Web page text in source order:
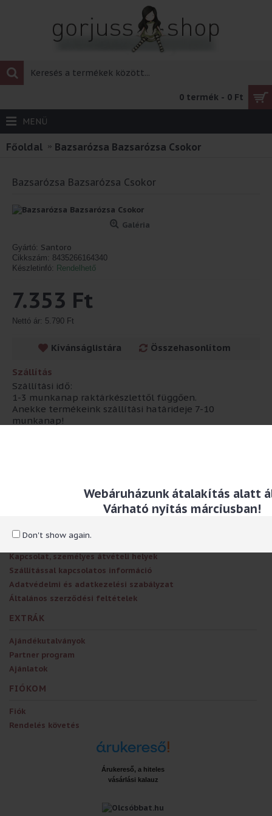
Webáruházunk átalakítás alatt
Várható nyitás márciusban!
Don't show again.
0 termék - 0 Ft
MENÜ
Főoldal Bazsarózsa Bazsarózsa Csokor
Bazsarózsa Bazsarózsa Csokor
Galéria
Gyártó: Santoro
Cikkszám: 8435266164340
Készletinfó: Rendelhető
7.353 Ft
Nettó ár: 5.790 Ft
Kívánságlistára Összehasonlítom
Szállítás
Szállítási idő:
1-3 munkanap raktárkészlettől függően.
Anekke termékeink szállítási határideje 7-10
munkanap!
Méret: 30cm Anyaga: selyem
RÓLUNK
Kapcsolat, személyes átvételi helyek
Szállítással kapcsolatos információ
Adatvédelmi és adatkezelési szabályzat
Általános szerződési feltételek
EXTRÁK
Ajándékutalványok
Partner program
Ajánlatok
FIÓKOM
Fiók
Rendelés követés
Árukereső, a hiteles
vásárlási kalauz